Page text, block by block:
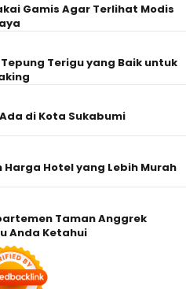
Gamis Agar Terlihat Modis
Terigu yang Baik untuk
di Kota Sukabumi
Hotel yang Lebih Murah
Taman Anggrek
Anda Ketahui